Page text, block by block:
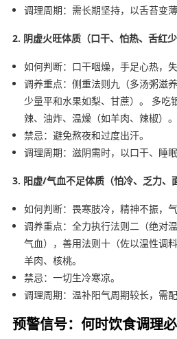
调理周期：需长期坚持，以舌苔变
2. 阴虚火旺体质（口干、怕热、舌红少
如何判断：口干咽燥，手足心热，
调养重点：侧重法则九（多汤粥滋
少量平和水果如梨、甘蔗）。 多吃
辣、油炸、温燥（如羊肉、辣椒）。
禁忌：避免熬夜和过度出汗。
调理周期：滋阴需时，以口干、睡眠
3. 阳虚/气血不足体质（怕冷、乏力、
如何判断：畏寒肢冷，精神不振，
调养重点：全力执行法则二（绝对
气血），善用法则十（佐以温性调
羊肉、核桃。
禁忌：一切生冷寒凉。
调理周期：温补阳气周期较长，需
预警信号：何时饮食调理